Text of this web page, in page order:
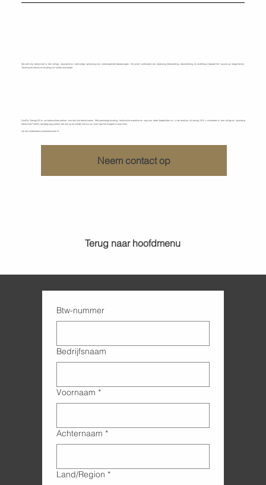
Een anti-slip betonvloer is een veilige, duurzame en veelzijdige oplossing voor uiteenlopende toepassingen. De juiste combinatie van plaatsing, behandeling, bescherming en onderhoud bepaalt het succes op lange termijn.
Technische kennis en ervaring zijn hierbij onmisbaar.
KenDa Design BV is uw betrouwbare partner voor anti-slip betonvloeren. Met jarenlange ervaring, technische expertise en oog voor detail begeleiden wij u van analyse tot nazorg. Wilt u investeren in een veilige en duurzame
betonvloer? Neem vandaag nog contact met ons op en ontdek hoe wij uw vloer naar het hoogste niveau tillen.
Vul het onderstaand contactformulier in.
Neem contact op
Terug naar hoofdmenu
Btw-nummer
Bedrijfsnaam
Voornaam *
Achternaam *
Adres met meerdere regels
Land/Region *